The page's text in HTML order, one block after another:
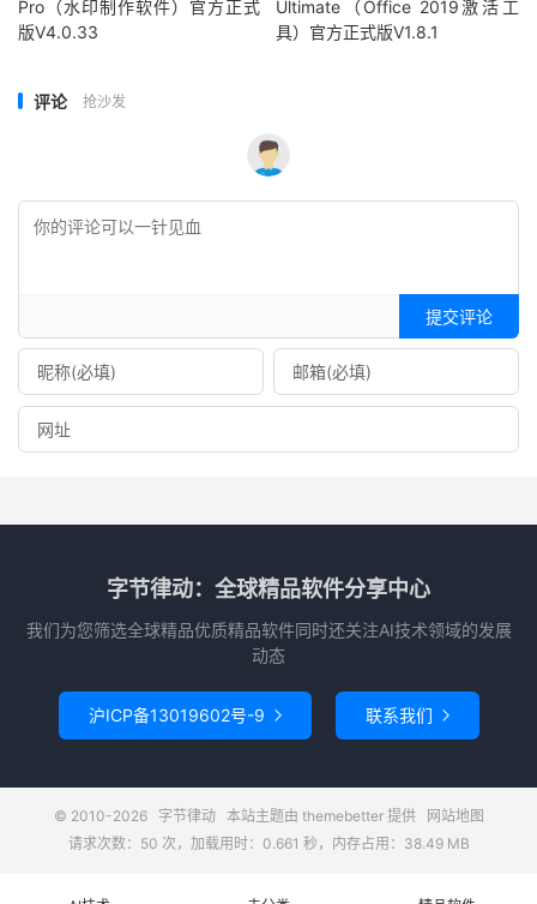
Pro（水印制作软件）官方正式
版V4.0.33
Ultimate（Office 2019激活工
具）官方正式版V1.8.1
评论 抢沙发
提交评论
字节律动：全球精品软件分享中心
我们为您筛选全球精品优质精品软件同时还关注AI技术领域的发展
动态
沪ICP备13019602号-9  联系我们 
© 2010-2026 字节律动本站主题由 themebetter提供
网站地图
请求次数：50 次，加载用时：0.661 秒，内存占用：38.49 MB